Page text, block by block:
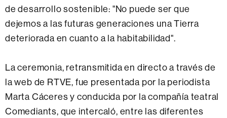
de desarrollo sostenible: "No puede ser que
dejemos a las futuras generaciones una Tierra
deteriorada en cuanto a la habitabilidad".
La ceremonia, retransmitida en directo a través de
la web de RTVE, fue presentada por la periodista
Marta Cáceres y conducida por la compañía teatral
Comediants, que intercaló, entre las diferentes